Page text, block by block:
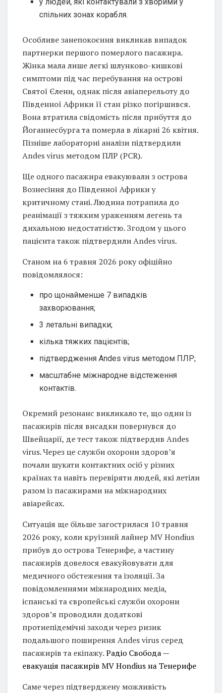
у людей, які контактували з хворими у
спільних зонах корабля.
Особливе занепокоєння викликав випадок
партнерки першого померлого пасажира.
Жінка мала лише легкі шлунково-кишкові
симптоми під час перебування на острові
Святої Єлени, однак після авіаперельоту до
Південної Африки її стан різко погіршився.
Вона втратила свідомість після прибуття до
Йоганнесбурга та померла в лікарні 26 квітня.
Пізніше лабораторні аналізи підтвердили
Andes virus методом ПЛР (PCR).
Ще одного пасажира евакуювали з острова
Вознесіння до Південної Африки у
критичному стані. Людина потрапила до
реанімації з тяжким ураженням легень та
дихальною недостатністю. Згодом у цього
пацієнта також підтвердили Andes virus.
Станом на 6 травня 2026 року офіційно
повідомлялося:
про щонайменше 7 випадків
захворювання;
3 летальні випадки;
кілька тяжких пацієнтів;
підтвердження Andes virus методом ПЛР;
масштабне міжнародне відстеження
контактів.
Окремий резонанс викликало те, що один із
пасажирів після висадки повернувся до
Швейцарії, де тест також підтвердив Andes
virus. Через це служби охорони здоров’я
почали шукати контактних осіб у різних
країнах та навіть перевіряти людей, які летіли
разом із пасажирами на міжнародних
авіарейсах.
Ситуація ще більше загострилася 10 травня
2026 року, коли круїзний лайнер MV Hondius
прибув до острова Тенерифе, а частину
пасажирів довелося евакуйовувати для
медичного обстеження та ізоляції. За
повідомленнями міжнародних медіа,
іспанські та європейські служби охорони
здоров’я проводили додаткові
протиепідемічні заходи через ризик
подальшого поширення Andes virus серед
пасажирів та екіпажу.Радіо Свобода —
евакуація пасажирів MV Hondius на Тенерифе
Саме через підтверджену можливість